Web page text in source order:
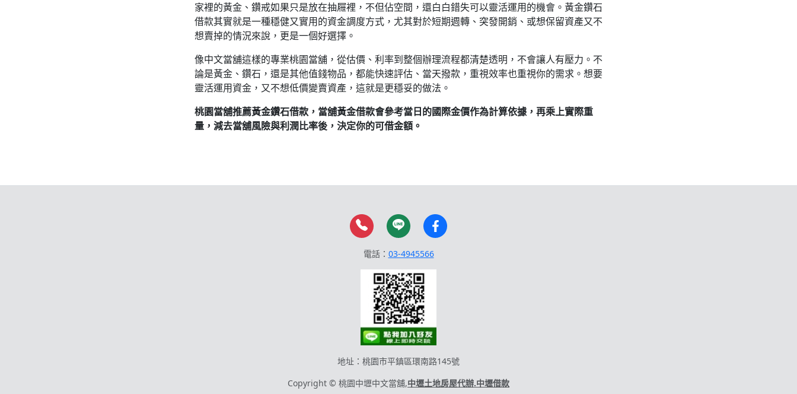
家裡的黃金、鑽戒如果只是放在抽屜裡，不但佔空間，還白白錯失可以靈活運用的機會。黃金鑽石
借款其實就是一種穩健又實用的資金調度方式，尤其對於短期週轉、突發開銷、或想保留資產又不
想賣掉的情況來說，更是一個好選擇。
像中文當舖這樣的專業桃園當舖，從估價、利率到整個辦理流程都清楚透明，不會讓人有壓力。不
論是黃金、鑽石，還是其他值錢物品，都能快速評估、當天撥款，重視效率也重視你的需求。想要
靈活運用資金，又不想低價變賣資產，這就是更穩妥的做法。
桃園當舖推薦黃金鑽石借款，當舖黃金借款會參考當日的國際金價作為計算依據，再乘上實際重
量，減去當舖風險與利潤比率後，決定你的可借金額。
電話： 03-4945566
地址：桃園市平鎮區環南路145號
Copyright © 桃園中壢中文當舖,中壢土地房屋代辦.中壢借款